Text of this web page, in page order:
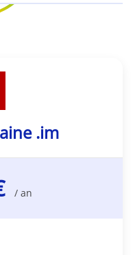
.im
/ an